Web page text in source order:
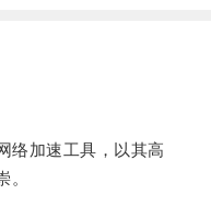
加速工具，以其高
。